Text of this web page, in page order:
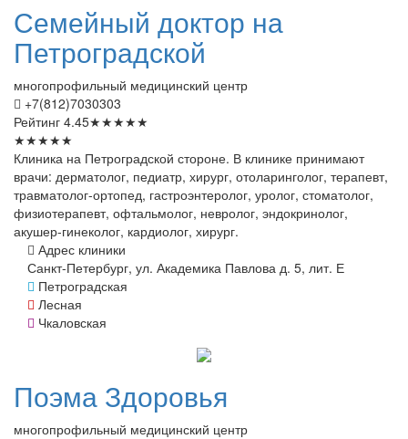
Семейный доктор на
Петроградской
многопрофильный медицинский центр
+7(812)7030303
Рейтинг 4.45★★★★★
★★★★★
Клиника на Петроградской стороне. В клинике принимают
врачи: дерматолог, педиатр, хирург, отоларинголог, терапевт,
травматолог-ортопед, гастроэнтеролог, уролог, стоматолог,
физиотерапевт, офтальмолог, невролог, эндокринолог,
акушер-гинеколог, кардиолог, хирург.
Адрес клиники
Санкт-Петербург, ул. Академика Павлова д. 5, лит. Е
Петроградская
Лесная
Чкаловская
Поэма Здоровья
многопрофильный медицинский центр